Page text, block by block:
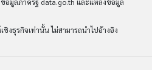
งธุรกิจเท่านั้น ไม่สามารถนำไปอ้างอิง